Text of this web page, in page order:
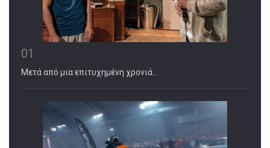
01
Μετά από μια επιτυχημένη χρονιά…